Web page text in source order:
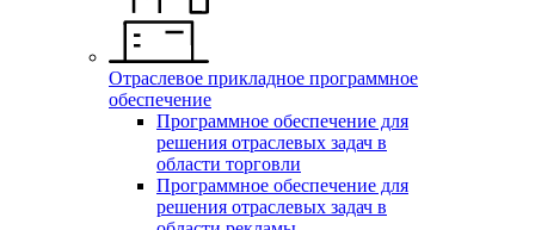
Отраслевое прикладное программное
обеспечение
Программное обеспечение для
решения отраслевых задач в
области торговли
Программное обеспечение для
решения отраслевых задач в